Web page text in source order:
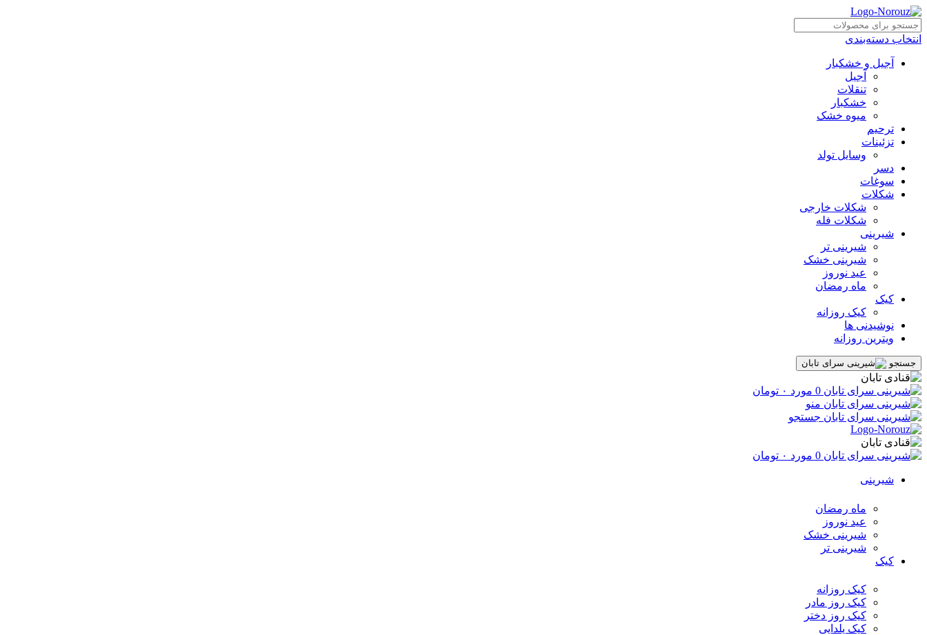
انتخاب دسته‌بندی
آجیل و خشکبار
آجیل
تنقلات
خشکبار
میوه خشک
ترحیم
تزئینات
وسایل تولد
دسر
سوغات
شکلات
شکلات خارجی
شکلات فله
شیرینی
شیرینی تر
شیرینی خشک
عید نوروز
ماه رمضان
کیک
کیک روزانه
نوشیدنی ها
ویترین روزانه
جستجو
0 مورد ۰ تومان
منو
جستجو
0 مورد ۰ تومان
شیرینی
ماه رمضان
عید نوروز
شیرینی خشک
شیرینی تر
کیک
کیک روزانه
کیک روز مادر
کیک روز دختر
کیک یلدایی